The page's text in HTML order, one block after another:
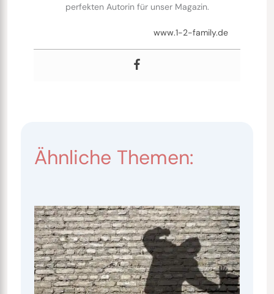
perfekten Autorin für unser Magazin.
www.1-2-family.de
Ähnliche Themen: